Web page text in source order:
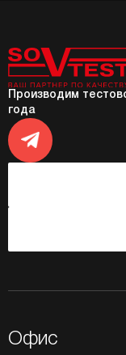
Производим
года
Офис